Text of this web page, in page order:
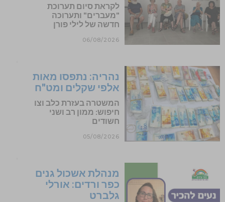
לקראת סיום תערוכת
"מעברים" ותערוכה
חדשה של לילי פורן
06/08/2026
נהריה: נתפסו מאות
אלפי שקלים ומט"ח
המשטרה בעזרת כלב וצו
חיפוש: ממון רב ושני
חשודים
05/08/2026
מנהלת אשכול גנים
כפר ורדים: אורלי
גלברט